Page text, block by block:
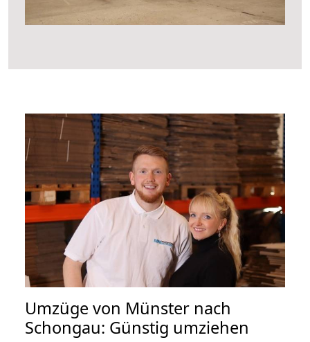
Umzüge von Münster nach
Schongau: Günstig umziehen